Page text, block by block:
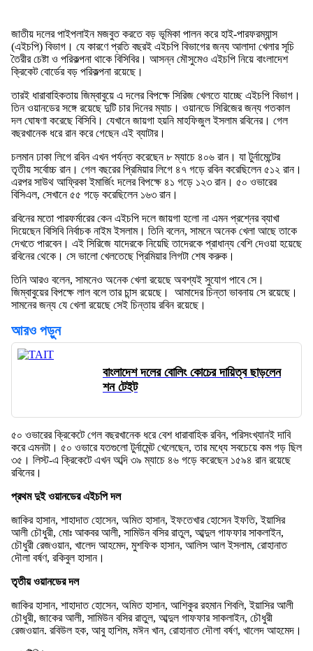
জাতীয় দলের পাইপলাইন মজবুত করতে বড় ভূমিকা পালন করে হাই-পারফরম্যান্স
(এইচপি) বিভাগ। যে কারণে প্রতি বছরই এইচপি বিভাগের জন্য আলাদা খেলার সূচি
তৈরীর চেষ্টা ও পরিকল্পনা থাকে বিসিবির। আসন্ন মৌসুমেও এইচপি নিয়ে বাংলাদেশ
ক্রিকেট বোর্ডের বড় পরিকল্পনা রয়েছে।
তারই ধারাবাহিকতায় জিম্বাবুয়ে এ দলের বিপক্ষে সিরিজ খেলতে যাচ্ছে এইচপি বিভাগ।
তিন ওয়ানডের সঙ্গে রয়েছে দুটি চার দিনের ম্যাচ। ওয়ানডে সিরিজের জন্য গতকাল
দল ঘোষণা করেছে বিসিবি। যেখানে জায়গা হয়নি মাহফিজুল ইসলাম রবিনের। গেল
বছরখানেক ধরে রান করে গেছেন এই ব্যাটার।
চলমান ঢাকা লিগে রবিন এখন পর্যন্ত করেছেন ৮ ম্যাচে ৪০৬ রান। যা টুর্নামেন্টের
তৃতীয় সর্বোচ্চ রান। গেল বছরের প্রিমিয়ার লিগে ৪৭ গড়ে রবিন করেছিলেন ৫১২ রান।
এরপর সাউথ আফ্রিকা ইমার্জিং দলের বিপক্ষে ৪১ গড়ে ১২৩ রান। ৫০ ওভারের
বিসিএল, সেখানে ৫৫ গড়ে করেছিলেন ১৬৩ রান।
রবিনের মতো পারফর্মারের কেন এইচপি দলে জায়গা হলো না এমন প্রশ্নের ব্যাখা
দিয়েছেন বিসিবি নির্বাচক নাইম ইসলাম। তিনি বলেন, সামনে অনেক খেলা আছে তাকে
দেখতে পারবেন। এই সিরিজে যাদেরকে নিয়েছি তাদেরকে প্রাধান্য বেশি দেওয়া হয়েছে
রবিনের থেকে। সে ভালো খেলতেছে প্রিমিয়ার লিগটা শেষ করুক।
তিনি আরও বলেন, সামনেও অনেক খেলা রয়েছে অবশ্যই সুযোগ পাবে সে।
জিম্বাবুয়ের বিপক্ষে লাল বলে তার চান্স রয়েছে। আমাদের চিন্তা ভাবনায় সে রয়েছে।
সামনের জন্য যে খেলা রয়েছে সেই চিন্তায় রবিন রয়েছে।
আরও পড়ুন
বাংলাদেশ দলের বোলিং কোচের দায়িত্ব ছাড়লেন
শন টেইট
৫০ ওভারের ক্রিকেটে গেল বছরখানেক ধরে বেশ ধারাবাহিক রবিন, পরিসংখ্যানই দাবি
করে এমনটা। ৫০ ওভারে যতগুলো টুর্নামেন্ট খেলেছেন, তার মধ্যে সবচেয়ে কম গড় ছিল
৩৫। লিস্ট-এ ক্রিকেটে এখন অব্দি ৩৯ ম্যাচে ৪৬ গড়ে করেছেন ১৫৯৪ রান রয়েছে
রবিনের।
প্রথম দুই ওয়ানডের এইচপি দল
জাকির হাসান, শাহাদাত হোসেন, অমিত হাসান, ইফতেখার হোসেন ইফতি, ইয়াসির
আলী চৌধুরী, মোঃ আকবর আলী, সামিউন বসির রাতুল, আব্দুল গাফফার সাকলাইন,
চৌধুরী রেজওয়ান, খালেদ আহমেদ, মুশফিক হাসান, আলিস আল ইসলাম, রোহানাত
দৌলা বর্ষণ, রকিবুল হাসান।
তৃতীয় ওয়ানডের দল
জাকির হাসান, শাহাদাত হোসেন, অমিত হাসান, আশিকুর রহমান শিবলি, ইয়াসির আলী
চৌধুরী, জাকের আলী, সামিউন বসির রাতুল, আব্দুল গাফফার সাকলাইন, চৌধুরী
রেজওয়ান. রবিউল হক, আবু হাশিম, মঈন খান, রোহানাত দৌলা বর্ষণ, খালেদ আহমেদ।